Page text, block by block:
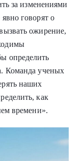
за изменениями
говорят о
ожирение,
определить
Команда ученых
наших
как
времени».